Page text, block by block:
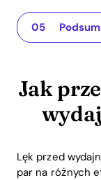
Jak
Jak
Lęk przed
par na różnych